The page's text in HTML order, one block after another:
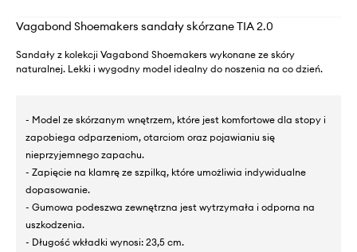
Vagabond Shoemakers sandały skórzane TIA 2.0
Sandały z kolekcji Vagabond Shoemakers wykonane ze skóry
naturalnej. Lekki i wygodny model idealny do noszenia na co dzień.
- Model ze skórzanym wnętrzem, które jest komfortowe dla stopy i
zapobiega odparzeniom, otarciom oraz pojawianiu się
nieprzyjemnego zapachu.
- Zapięcie na klamrę ze szpilką, które umożliwia indywidualne
dopasowanie.
- Gumowa podeszwa zewnętrzna jest wytrzymała i odporna na
uszkodzenia.
- Długość wkładki wynosi: 23,5 cm.